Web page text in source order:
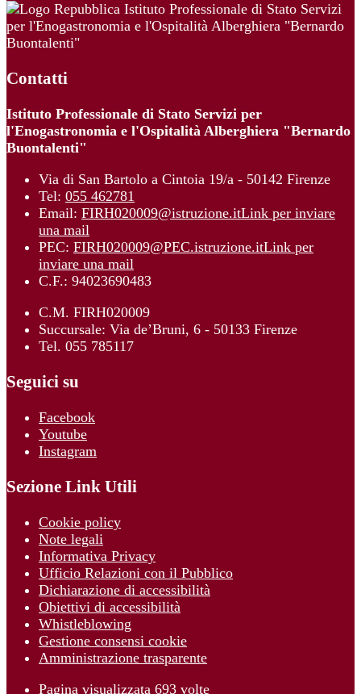
Istituto Professionale di Stato Servizi
per l'Enogastronomia e l'Ospitalità Alberghiera "Bernardo
Buontalenti"
Contatti
Istituto Professionale di Stato Servizi per
l'Enogastronomia e l'Ospitalità Alberghiera "Bernardo
Buontalenti"
Via di San Bartolo a Cintoia 19/a - 50142 Firenze
Tel: 055 462781
Email: FIRH020009@istruzione.itLink per inviare
una mail
PEC: FIRH020009@PEC.istruzione.itLink per
inviare una mail
C.F.: 94023690483
C.M. FIRH020009
Succursale: Via de’Bruni, 6 - 50133 Firenze
Tel. 055 785117
Seguici su
Facebook
Youtube
Instagram
Sezione Link Utili
Cookie policy
Note legali
Informativa Privacy
Ufficio Relazioni con il Pubblico
Dichiarazione di accessibilità
Obiettivi di accessibilità
Whistleblowing
Gestione consensi cookie
Amministrazione trasparente
Pagina visualizzata 693 volte